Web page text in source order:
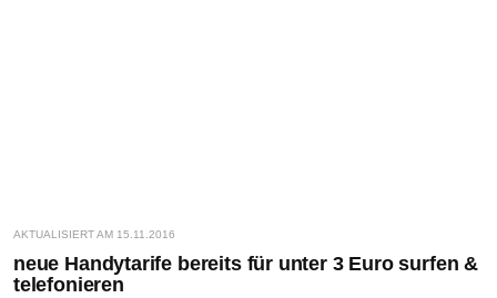
AKTUALISIERT AM 15.11.2016
neue Handytarife bereits für unter 3 Euro surfen &
telefonieren